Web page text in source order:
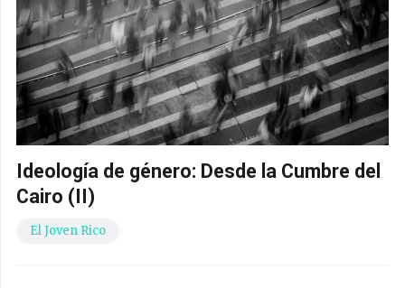
Ideología de género: Desde la Cumbre del
Cairo (II)
El Joven Rico